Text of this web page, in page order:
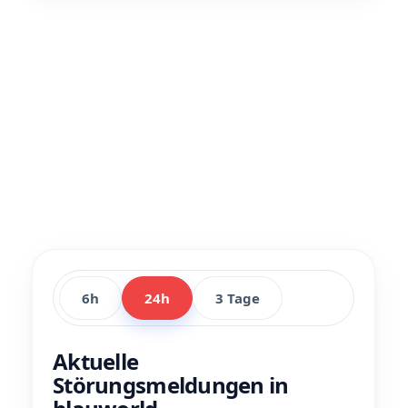
6h 24h 3 Tage
Aktuelle
Störungsmeldungen in